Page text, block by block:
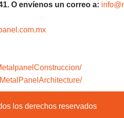
O envíenos un correo a:
los derechos reservados